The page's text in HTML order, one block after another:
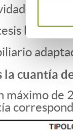
la cuantía
máximo de